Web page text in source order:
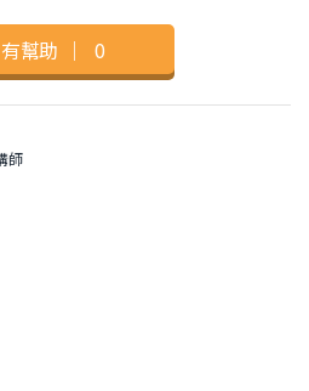
有幫助 ｜ 0
師